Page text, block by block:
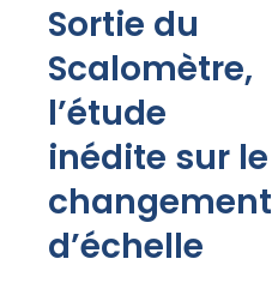
Sortie du
Scalomètre,
l’étude
inédite sur le
changement
d’échelle